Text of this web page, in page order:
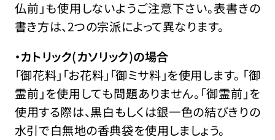
仏前」も使用しないようご注意下さい。表書きの
書き方は、2つの宗派によって異なります。
・カトリック(カソリック)の場合
「御花料」「お花料」「御ミサ料」を使用します。 「御
霊前」を使用しても問題ありません。「御霊前」を
使用する際は、黒白もしくは銀一色の結びきりの
水引で白無地の香典袋を使用しましょう。